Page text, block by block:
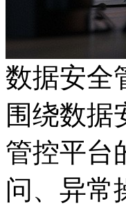
数据安全
围绕数据
管控平台
问、异